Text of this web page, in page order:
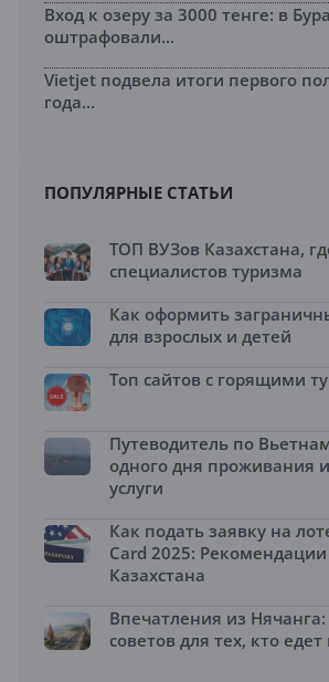
Вход к озеру за 3000 тенге: в
оштрафовали...
Vietjet подвела итоги первого
года...
ПОПУЛЯРНЫЕ СТАТЬИ
ТОП ВУЗов Казахстана,
специалистов туризма
Как оформить
для взрослых и детей
Топ сайтов с горящими
Путеводитель по
одного дня проживания
услуги
Как подать заявку на
Card 2025:
Казахстана
Впечатления из
советов для тех, кто